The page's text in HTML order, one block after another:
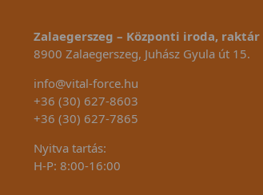
Zalaegerszeg – Központi iroda, raktár
8900 Zalaegerszeg, Juhász Gyula út 15.
info@vital-force.hu
+36 (30) 627-8603
+36 (30) 627-7865
Nyitva tartás:
H-P: 8:00-16:00